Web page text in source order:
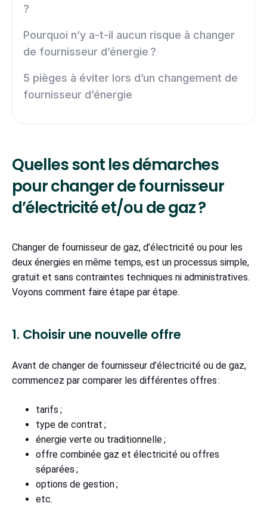
?
Pourquoi n’y a-t-il aucun risque à changer
de fournisseur d’énergie ?
5 pièges à éviter lors d’un changement de
fournisseur d’énergie
Quelles sont les démarches
pour changer de fournisseur
d’électricité et/ou de gaz ?
Changer de fournisseur de gaz, d’électricité ou pour les
deux énergies en même temps, est un processus simple,
gratuit et sans contraintes techniques ni administratives.
Voyons comment faire étape par étape.
1. Choisir une nouvelle offre
Avant de changer de fournisseur d’électricité ou de gaz,
commencez par comparer les différentes offres :
tarifs ;
type de contrat ;
énergie verte ou traditionnelle ;
offre combinée gaz et électricité ou offres
séparées ;
options de gestion ;
etc.